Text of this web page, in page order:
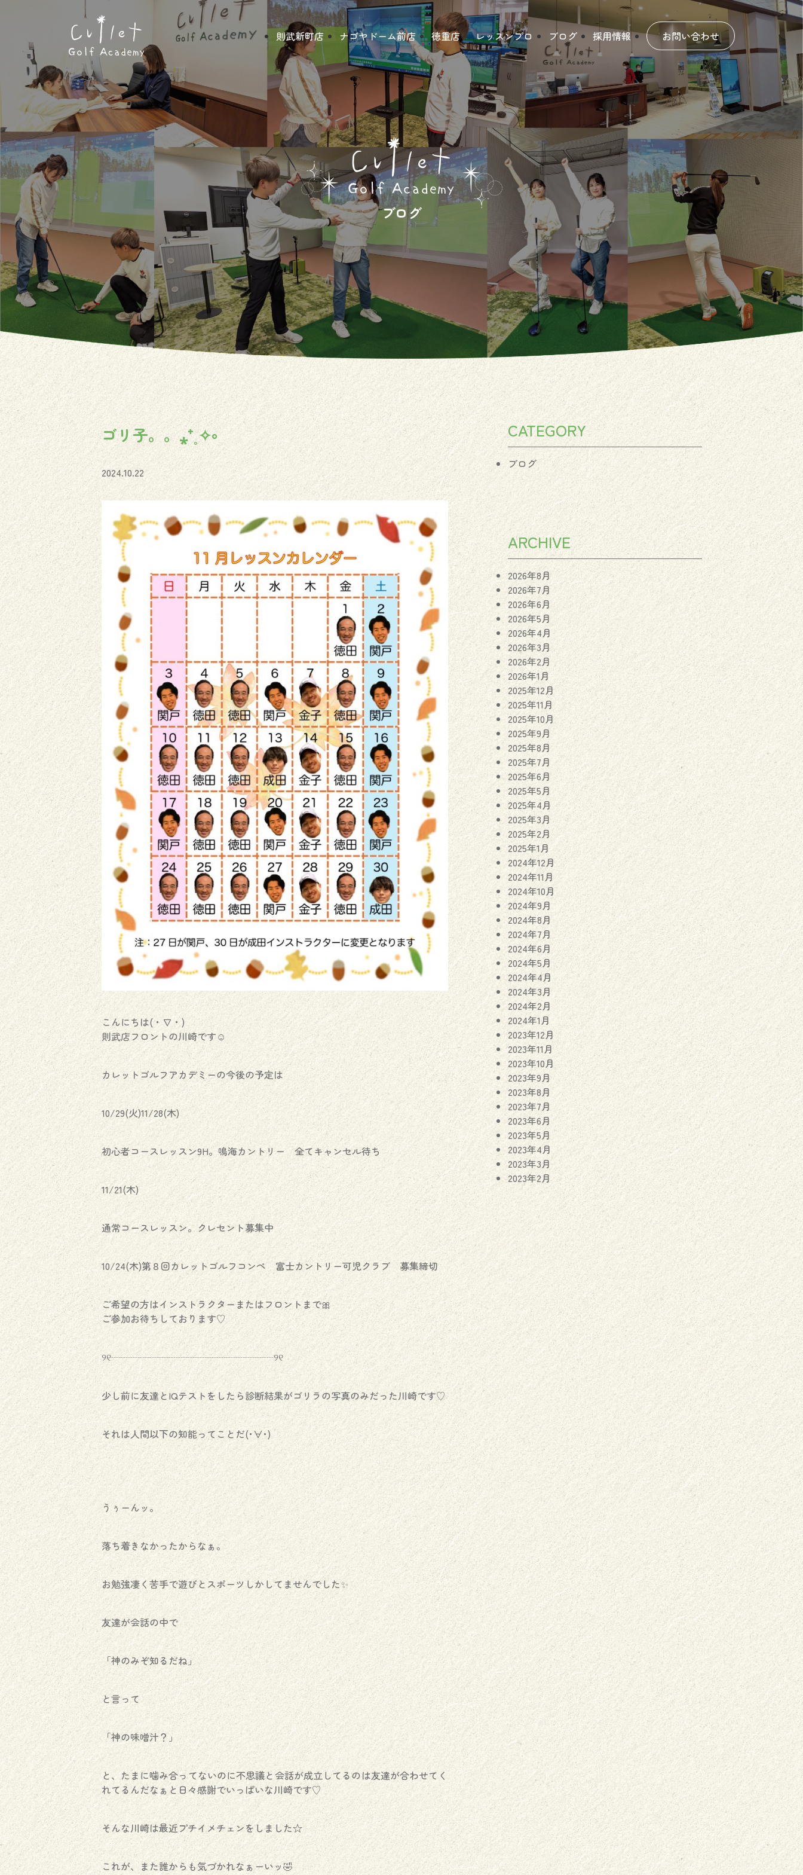
則武新町店 ナゴヤドーム前店 徳重店 レッスンプロ ブログ 採用情報 お問い合わせ
ブログ
ゴリ子。。⁎⁺˳✧༚
2024.10.22
こんにちは(・∇・)
則武店フロントの川崎です☺︎
カレットゴルフアカデミーの今後の予定は
10/29(火)11/28(木)
初心者コースレッスン9H。鳴海カントリー 全てキャンセル待ち
11/21(木)
通常コースレッスン。クレセント募集中
10/24(木)第８回カレットゴルフコンペ 富士カントリー可児クラブ 募集締切
ご希望の方はインストラクターまたはフロントまで🎀
ご参加お待ちしております♡
୨୧┈┈┈┈┈┈┈┈┈┈┈┈┈┈┈┈┈୨୧
少し前に友達とIQテストをしたら診断結果がゴリラの写真のみだった川崎です♡
それは人間以下の知能ってことだ(･∀･)
うぅーんッ。
落ち着きなかったからなぁ。
お勉強凄く苦手で遊びとスポーツしかしてませんでした✨
友達が会話の中で
「神のみぞ知るだね」
と言って
「神の味噌汁？」
と、たまに噛み合ってないのに不思議と会話が成立してるのは友達が合わせてく
れてるんだなぁと日々感謝でいっぱいな川崎です♡
そんな川崎は最近プチイメチェンをしました☆
これが、また誰からも気づかれなぁーいッ🤣
CATEGORY
ブログ
ARCHIVE
2026年8月
2026年7月
2026年6月
2026年5月
2026年4月
2026年3月
2026年2月
2026年1月
2025年12月
2025年11月
2025年10月
2025年9月
2025年8月
2025年7月
2025年6月
2025年5月
2025年4月
2025年3月
2025年2月
2025年1月
2024年12月
2024年11月
2024年10月
2024年9月
2024年8月
2024年7月
2024年6月
2024年5月
2024年4月
2024年3月
2024年2月
2024年1月
2023年12月
2023年11月
2023年10月
2023年9月
2023年8月
2023年7月
2023年6月
2023年5月
2023年4月
2023年3月
2023年2月